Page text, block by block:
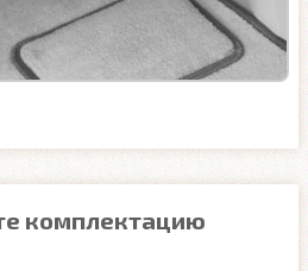
комплектацию